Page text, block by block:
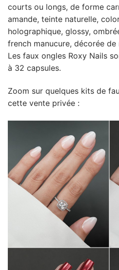
courts ou longs, de forme
amande, teinte naturelle,
holographique, glossy,
french manucure, décorée
Les faux ongles Roxy Nails
à 32 capsules.
Zoom sur quelques kits de
cette vente privée :